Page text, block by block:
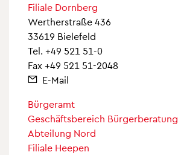
Filiale Dornberg
Wertherstraße 436
33619 Bielefeld
Tel. +49 521 51-0
Fax +49 521 51-2048
E-Mail
Bürgeramt
Geschäftsbereich Bürgerberatung
Abteilung Nord
Filiale Heepen